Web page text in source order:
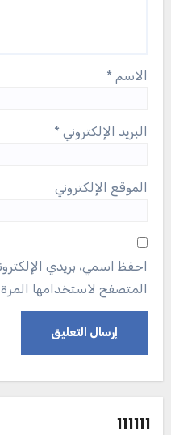
الاسم *
البريد الإلكتروني *
الموقع الإلكتروني
احفظ اسمي، بريدي
المتصفح لاستخدامها
111111